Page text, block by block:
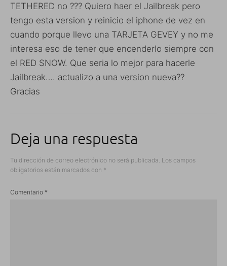
TETHERED no ??? Quiero haer el Jailbreak pero
tengo esta version y reinicio el iphone de vez en
cuando porque llevo una TARJETA GEVEY y no me
interesa eso de tener que encenderlo siempre con
el RED SNOW. Que seria lo mejor para hacerle
Jailbreak…. actualizo a una version nueva??
Gracias
Deja una respuesta
Tu dirección de correo electrónico no será publicada. Los campos
obligatorios están marcados con *
Comentario *